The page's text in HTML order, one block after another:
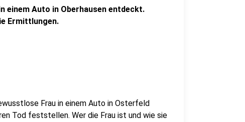
einem Auto in Oberhausen entdeckt.
Ermittlungen.
Frau in einem Auto in Osterfeld
Tod feststellen. Wer die Frau ist und wie sie